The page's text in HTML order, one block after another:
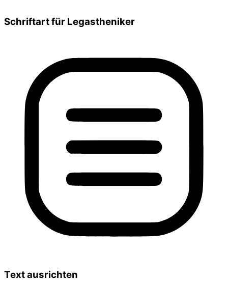
Schriftart für Legastheniker
Text ausrichten